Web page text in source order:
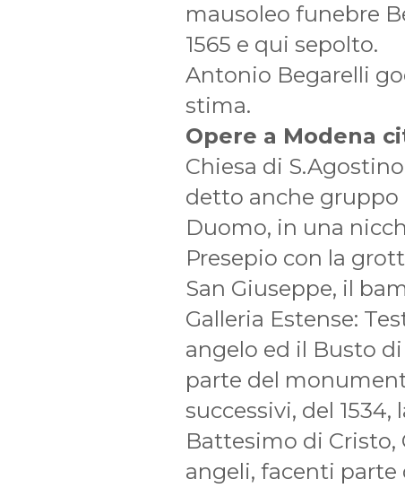
mausoleo funebre
1565 e qui sepolto.
Antonio Begarelli
stima.
Opere a Modena
Chiesa di
detto anche gruppo
Duomo, in una
Presepio con la
San Giuseppe, il
Galleria Estense:
angelo ed il Busto
parte del
successivi, del
Battesimo di
angeli, facenti